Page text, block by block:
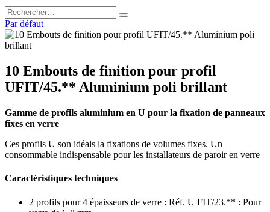
Par défaut
10 Embouts de finition pour profil
UFIT/45.** Aluminium poli brillant
Gamme de profils aluminium en U pour la fixation de panneaux
fixes en verre
Ces profils U son idéals la fixations de volumes fixes. Un
consommable indispensable pour les installateurs de paroir en verre
Caractéristiques techniques
2 profils pour 4 épaisseurs de verre : Réf. U FIT/23.** : Pour